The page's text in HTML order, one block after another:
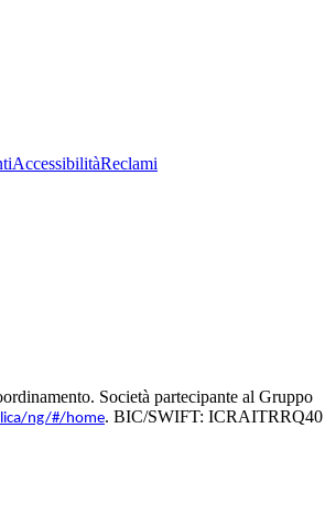
AccessibilitàReclami
Società partecipante al Gruppo
ng/#/home. BIC/SWIFT: ICRAITRRQ40